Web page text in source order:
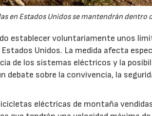
en Estados Unidos se mantendrán dentro
establecer voluntariamente unos
Unidos. La medida afecta
de los sistemas eléctricos y la
debate sobre la convivencia, la
eléctricas de montaña